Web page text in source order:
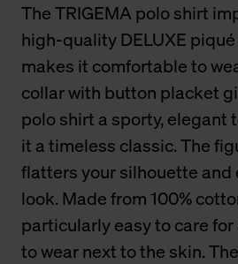
The TRIGEMA polo shirt
high-quality DELUXE
makes it comfortable to
collar with button placket
polo shirt a sporty, elegant
it a timeless classic. The
flatters your silhouette and
look. Made from 100%
particularly easy to care
to wear next to the skin.